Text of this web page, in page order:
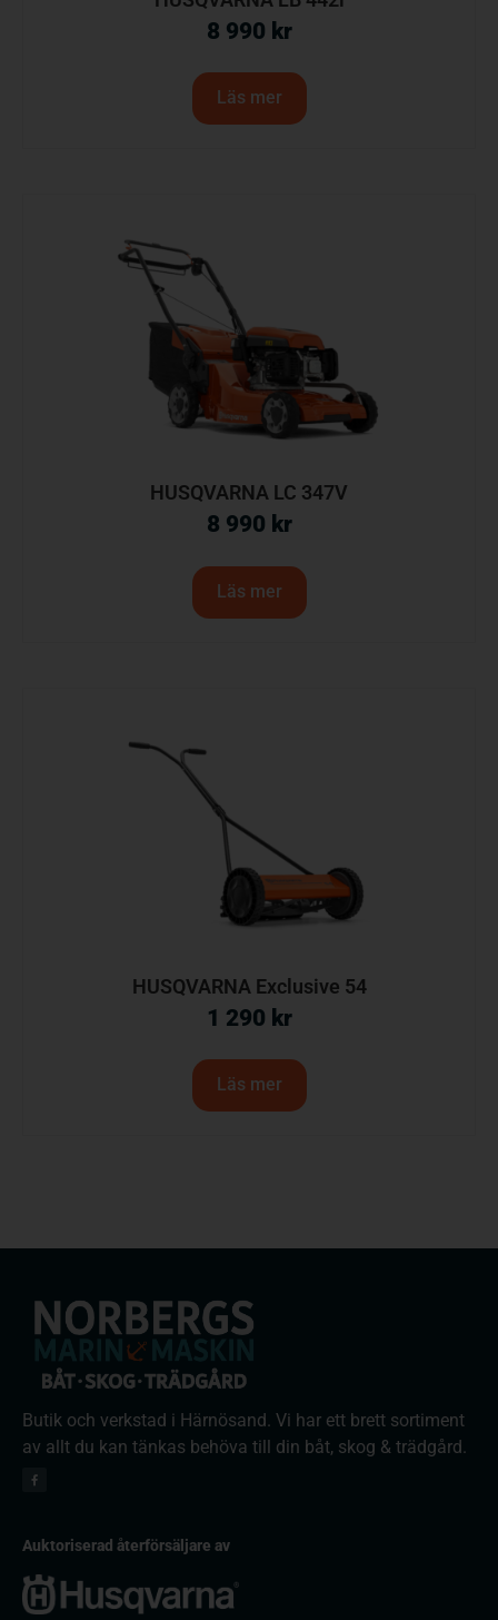
8 990 kr
Läs mer
HUSQVARNA LC 347V
8 990 kr
Läs mer
HUSQVARNA Exclusive 54
1 290 kr
Läs mer
Butik och verkstad i Härnösand. Vi har ett brett sortiment
av allt du kan tänkas behöva till din båt, skog & trädgård.
Auktoriserad återförsäljare av